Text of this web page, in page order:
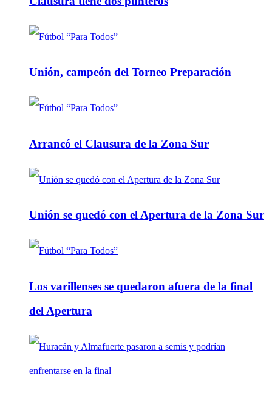
Unión, campeón del Torneo Preparación
Arrancó el Clausura de la Zona Sur
Unión se quedó con el Apertura de la Zona Sur
Los varillenses se quedaron afuera de la final
del Apertura